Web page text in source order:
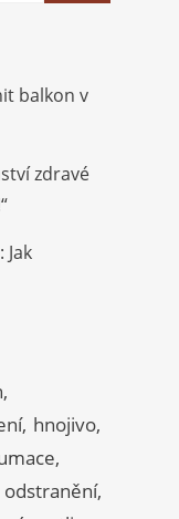
balkon v
zdravé
hnojivo
odstranění